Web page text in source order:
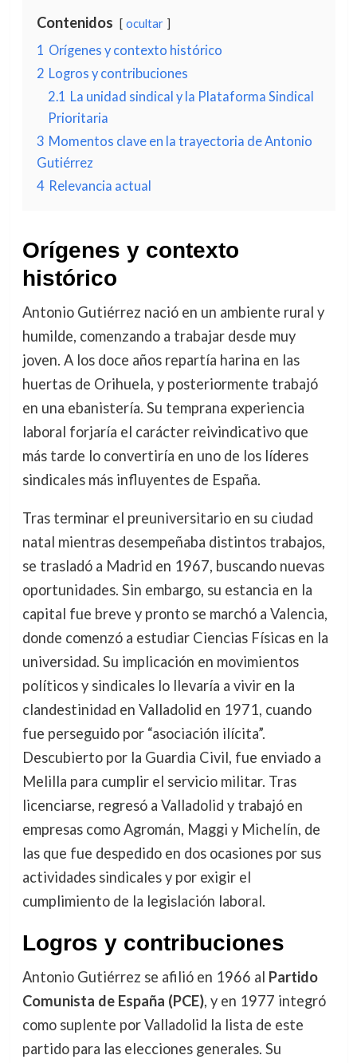
Contenidos ocultar
1 Orígenes y contexto histórico
2 Logros y contribuciones
2.1 La unidad sindical y la Plataforma Sindical
Prioritaria
3 Momentos clave en la trayectoria de Antonio
Gutiérrez
4 Relevancia actual
Orígenes y contexto
histórico
Antonio Gutiérrez nació en un ambiente rural y
humilde, comenzando a trabajar desde muy
joven. A los doce años repartía harina en las
huertas de Orihuela, y posteriormente trabajó
en una ebanistería. Su temprana experiencia
laboral forjaría el carácter reivindicativo que
más tarde lo convertiría en uno de los líderes
sindicales más influyentes de España.
Tras terminar el preuniversitario en su ciudad
natal mientras desempeñaba distintos trabajos,
se trasladó a Madrid en 1967, buscando nuevas
oportunidades. Sin embargo, su estancia en la
capital fue breve y pronto se marchó a Valencia,
donde comenzó a estudiar Ciencias Físicas en la
universidad. Su implicación en movimientos
políticos y sindicales lo llevaría a vivir en la
clandestinidad en Valladolid en 1971, cuando
fue perseguido por “asociación ilícita”.
Descubierto por la Guardia Civil, fue enviado a
Melilla para cumplir el servicio militar. Tras
licenciarse, regresó a Valladolid y trabajó en
empresas como Agromán, Maggi y Michelín, de
las que fue despedido en dos ocasiones por sus
actividades sindicales y por exigir el
cumplimiento de la legislación laboral.
Logros y contribuciones
Antonio Gutiérrez se afilió en 1966 al Partido
Comunista de España (PCE), y en 1977 integró
como suplente por Valladolid la lista de este
partido para las elecciones generales. Su